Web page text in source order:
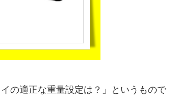
の適正な重量設定は？」というもので